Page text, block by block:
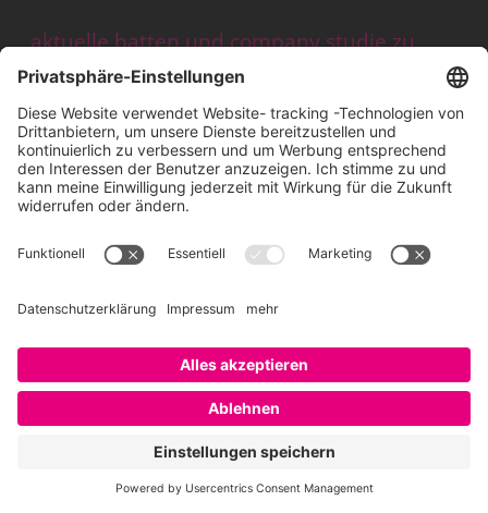
aktuelle batten und company studie zu
employer branding
saatkorn. zur veränderten rolle von
personalabteilungen im kontext employer
branding
saatkorn. rückblick zum dapm symposium
employer branding glossar von
embrace:erklärung der wichtigsten
begriffe
teilen
teilen
merken